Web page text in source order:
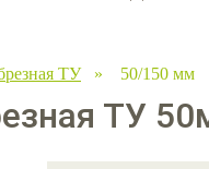
ТУ» 50/150 мм
ТУ